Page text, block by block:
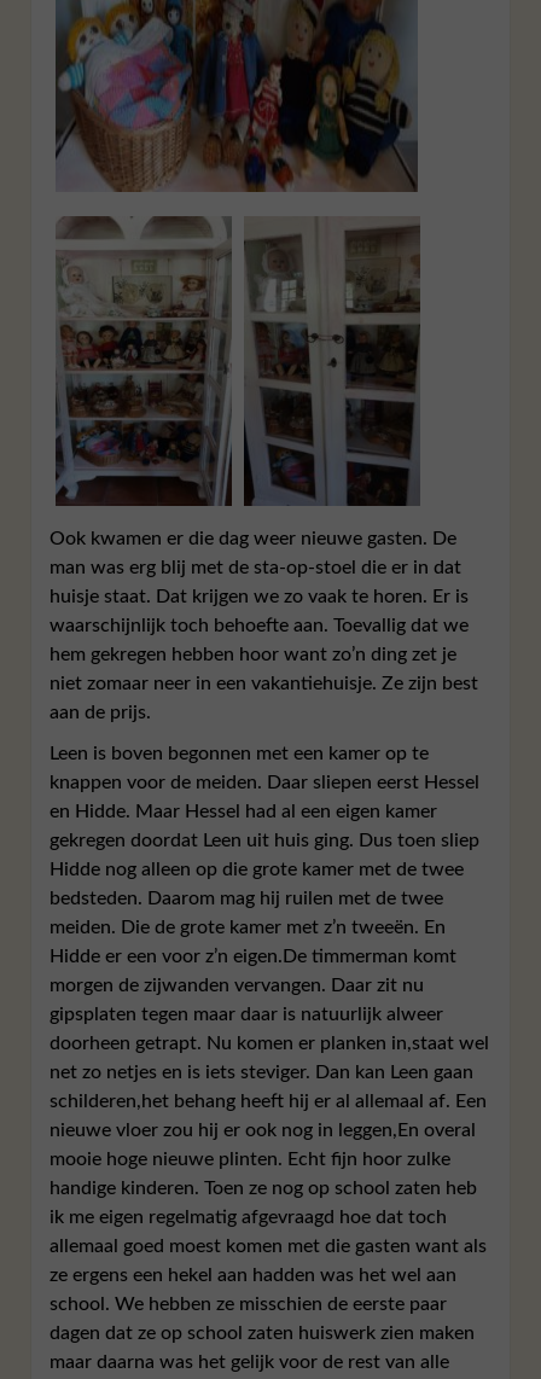
Ook kwamen er die dag weer nieuwe gasten. De
man was erg blij met de sta-op-stoel die er in dat
huisje staat. Dat krijgen we zo vaak te horen. Er is
waarschijnlijk toch behoefte aan. Toevallig dat we
hem gekregen hebben hoor want zo’n ding zet je
niet zomaar neer in een vakantiehuisje. Ze zijn best
aan de prijs.
Leen is boven begonnen met een kamer op te
knappen voor de meiden. Daar sliepen eerst Hessel
en Hidde. Maar Hessel had al een eigen kamer
gekregen doordat Leen uit huis ging. Dus toen sliep
Hidde nog alleen op die grote kamer met de twee
bedsteden. Daarom mag hij ruilen met de twee
meiden. Die de grote kamer met z’n tweeën. En
Hidde er een voor z’n eigen.De timmerman komt
morgen de zijwanden vervangen. Daar zit nu
gipsplaten tegen maar daar is natuurlijk alweer
doorheen getrapt. Nu komen er planken in,staat wel
net zo netjes en is iets steviger. Dan kan Leen gaan
schilderen,het behang heeft hij er al allemaal af. Een
nieuwe vloer zou hij er ook nog in leggen,En overal
mooie hoge nieuwe plinten. Echt fijn hoor zulke
handige kinderen. Toen ze nog op school zaten heb
ik me eigen regelmatig afgevraagd hoe dat toch
allemaal goed moest komen met die gasten want als
ze ergens een hekel aan hadden was het wel aan
school. We hebben ze misschien de eerste paar
dagen dat ze op school zaten huiswerk zien maken
maar daarna was het gelijk voor de rest van alle